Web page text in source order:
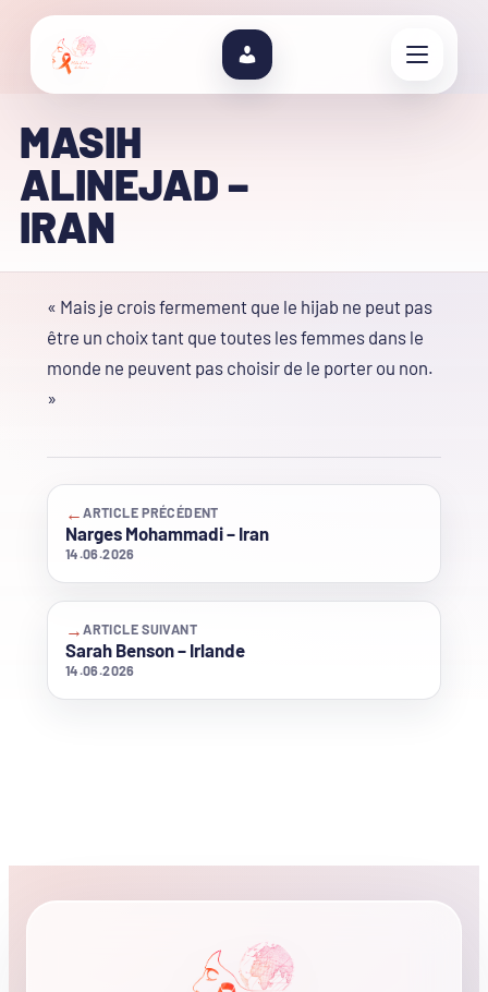
MASIH
ALINEJAD –
IRAN
« Mais je crois fermement que le hijab ne peut pas
être un choix tant que toutes les femmes dans le
monde ne peuvent pas choisir de le porter ou non.
»
←ARTICLE PRÉCÉDENT
Narges Mohammadi – Iran
14.06.2026
→ARTICLE SUIVANT
Sarah Benson – Irlande
14.06.2026